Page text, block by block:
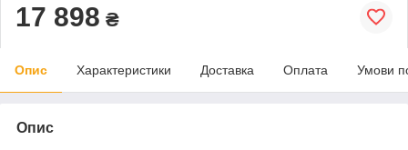
17 898 ₴
Опис Характеристики Доставка Оплата Умови
Опис